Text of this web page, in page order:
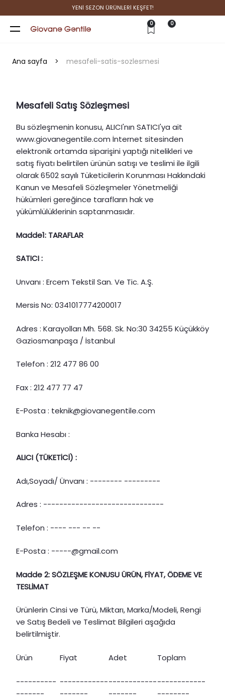
YENİ SEZON ÜRÜNLERİ KEŞFET!
0 0
Ana sayfa > mesafeli-satis-sozlesmesi
Mesafeli Satış Sözleşmesi
Bu sözleşmenin konusu, ALICI'nın SATICI'ya ait
www.giovanegentile.com İnternet sitesinden
elektronik ortamda siparişini yaptığı nitelikleri ve
satış fiyatı belirtilen ürünün satışı ve teslimi ile ilgili
olarak 6502 sayılı Tüketicilerin Korunması Hakkındaki
Kanun ve Mesafeli Sözleşmeler Yönetmeliği
hükümleri gereğince tarafların hak ve
yükümlülüklerinin saptanmasıdır.
Madde1: TARAFLAR
SATICI :
Unvanı : Ercem Tekstil San. Ve Tic. A.Ş.
Mersis No: 0341017774200017
Adres : Karayolları Mh. 568. Sk. No:30 34255 Küçükköy
Gaziosmanpaşa / İstanbul
Telefon : 212 477 86 00
Fax : 212 477 77 47
E-Posta : teknik@giovanegentile.com
Banka Hesabı :
ALICI (TÜKETİCİ) :
Adı,Soyadı/ Ünvanı : -------- ---------
Adres : ------------------------------
Telefon : ---- --- -- --
E-Posta : -----@gmail.com
Madde 2: SÖZLEŞME KONUSU ÜRÜN, FİYAT, ÖDEME VE
TESLİMAT
Ürünlerin Cinsi ve Türü, Miktarı, Marka/Modeli, Rengi
ve Satış Bedeli ve Teslimat Bilgileri aşağıda
belirtilmiştir.
Ürün Fiyat Adet Toplam
----------
-------
------------
-------
------------
-------
------------
--------​